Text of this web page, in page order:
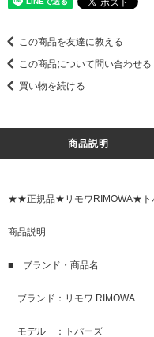
この商品を友達に教える
この商品について問い合わせる
買い物を続ける
商品説明
★★正規品★リモワRIMOWA★ト
商品説明
■ ブランド・商品名
ブランド：リモワ RIMOWA
モデル ：トパーズ